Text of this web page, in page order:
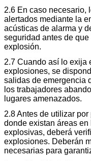
2.6 En caso necesario,
alertados mediante la
acústicas de alarma y
seguridad antes de
explosión.
2.7 Cuando así lo exija
explosiones, se
salidas de emergencia
los trabajadores
lugares amenazados.
2.8 Antes de utilizar
donde existan áreas
explosivas, deberá
explosiones. Deberán
necesarias para